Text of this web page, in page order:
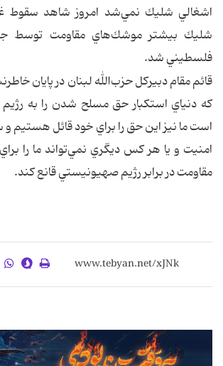
اشغالي شليك نمي‌شد امروز شاهد سقوط
شليك بيشتر موشك‌هاي مقاومت توسط
فلسطيني شد.
قائم مقام دبيركل حزب‌الله لبنان در پايان
كه دنياي استكبار حق مسلح شدن را به
است ما نيز اين حق را براي خود قائل هستيم و
امنيت و يا هر كس ديگري نمي‌تواند ما را
مقاومت در برابر رژيم صهيونيستي قانع كند.